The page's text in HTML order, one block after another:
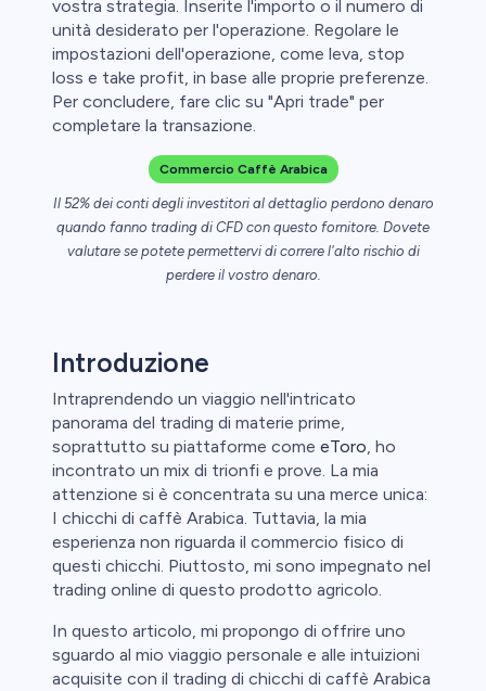
vostra strategia. Inserite l'importo o il numero di
unità desiderato per l'operazione. Regolare le
impostazioni dell'operazione, come leva, stop
loss e take profit, in base alle proprie preferenze.
Per concludere, fare clic su "Apri trade" per
completare la transazione.
Commercio Caffè Arabica
Il 52% dei conti degli investitori al dettaglio perdono denaro
quando fanno trading di CFD con questo fornitore. Dovete
valutare se potete permettervi di correre l'alto rischio di
perdere il vostro denaro.
Introduzione
Intraprendendo un viaggio nell'intricato
panorama del trading di materie prime,
soprattutto su piattaforme come eToro, ho
incontrato un mix di trionfi e prove. La mia
attenzione si è concentrata su una merce unica:
I chicchi di caffè Arabica. Tuttavia, la mia
esperienza non riguarda il commercio fisico di
questi chicchi. Piuttosto, mi sono impegnato nel
trading online di questo prodotto agricolo.
In questo articolo, mi propongo di offrire uno
sguardo al mio viaggio personale e alle intuizioni
acquisite con il trading di chicchi di caffè Arabica